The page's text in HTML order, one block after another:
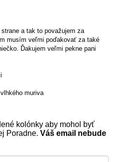
a tak to považujem za
musím veľmi poďakovať za také
Ďakujem veľmi pekne pani
muriva
kolónky aby mohol byť
Poradne. Váš email nebude